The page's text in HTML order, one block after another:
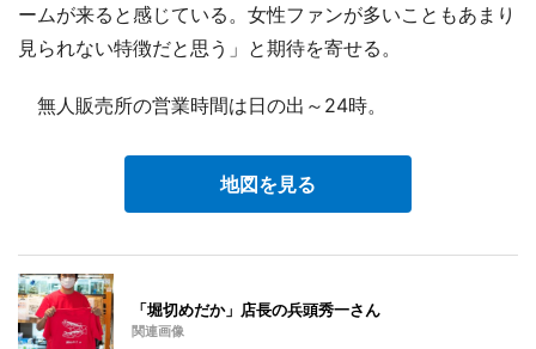
ームが来ると感じている。女性ファンが多いこともあまり
見られない特徴だと思う」と期待を寄せる。
無人販売所の営業時間は日の出～24時。
地図を見る
「堀切めだか」店長の兵頭秀一さん
関連画像